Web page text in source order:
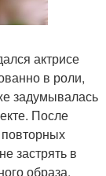
актрисе
в роли,
задумывалась
После
застрять в
образа.